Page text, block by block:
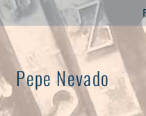
Saltar
al
contenido
Pepe Nevado